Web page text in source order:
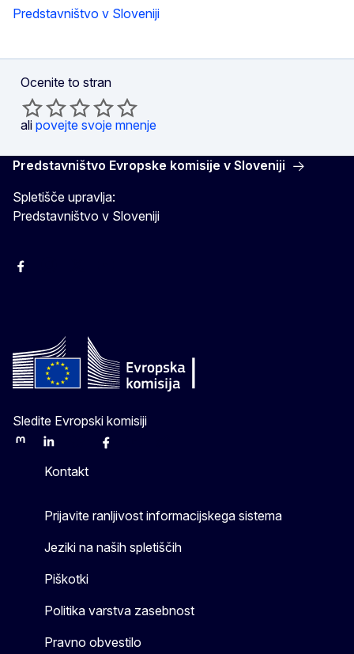
Predstavništvo v Sloveniji
Ocenite to stran
ali povejte svoje mnenje
Predstavništvo Evropske komisije v Sloveniji
Spletišče upravlja:
Predstavništvo v Sloveniji
Facebook
Sledite Evropski komisiji
MastodonLinkedInBlueskyFacebook
Kontakt
Prijavite ranljivost informacijskega sistema
Jeziki na naših spletiščih
Piškotki
Politika varstva zasebnost
Pravno obvestilo